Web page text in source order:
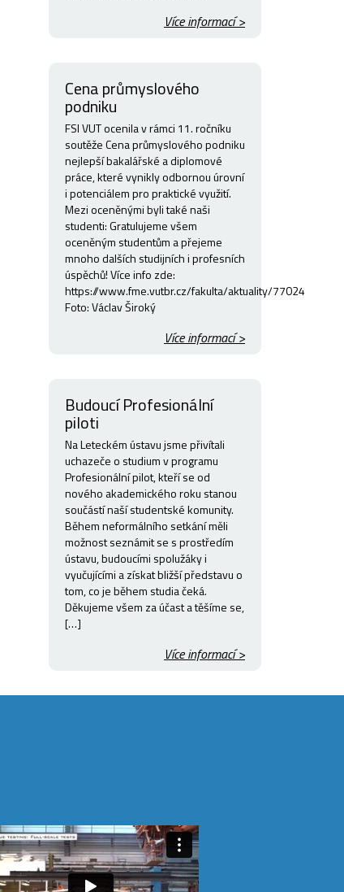
Více informací >
Cena průmyslového
podniku
FSI VUT ocenila v rámci 11. ročníku
soutěže Cena průmyslového podniku
nejlepší bakalářské a diplomové
práce, které vynikly odbornou úrovní
i potenciálem pro praktické využití.
Mezi oceněnými byli také naši
studenti: Gratulujeme všem
oceněným studentům a přejeme
mnoho dalších studijních i profesních
úspěchů! Více info zde:
https://www.fme.vutbr.cz/fakulta/aktuality/77024
Foto: Václav Široký
Více informací >
Budoucí Profesionální
piloti
Na Leteckém ústavu jsme přivítali
uchazeče o studium v programu
Profesionální pilot, kteří se od
nového akademického roku stanou
součástí naší studentské komunity.
Během neformálního setkání měli
možnost seznámit se s prostředím
ústavu, budoucími spolužáky i
vyučujícími a získat bližší představu o
tom, co je během studia čeká.
Děkujeme všem za účast a těšíme se,
[…]
Více informací >